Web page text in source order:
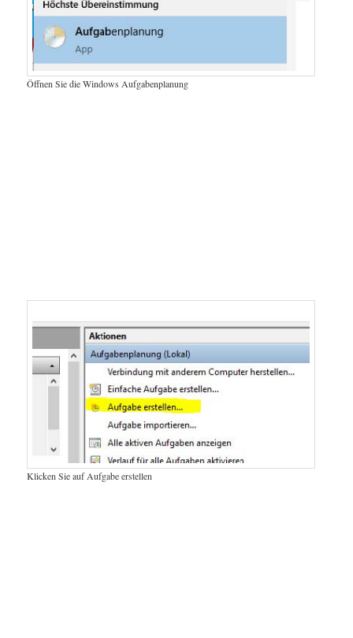
Öffnen Sie die Windows Aufgabenplanung
Klicken Sie auf Aufgabe erstellen